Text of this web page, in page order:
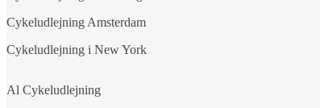
Cykeludlejning Amsterdam
Cykeludlejning i New York
Al Cykeludlejning